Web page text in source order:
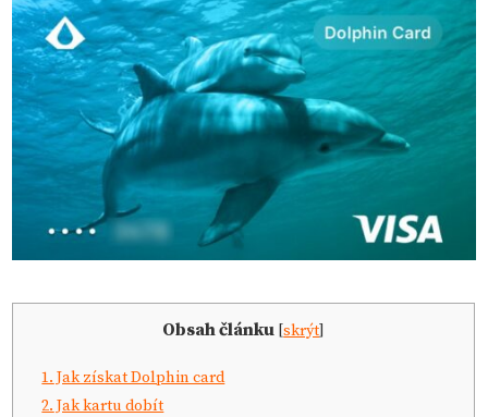
Obsah článku [skrýt]
1. Jak získat Dolphin card
2. Jak kartu dobít